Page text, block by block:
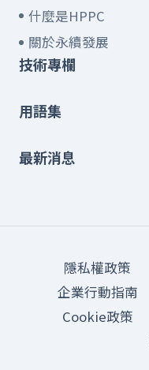
什麼是HPPC
關於永續發展
技術專欄
用語集
最新消息
隱私權政策
企業行動指南
Cookie政策